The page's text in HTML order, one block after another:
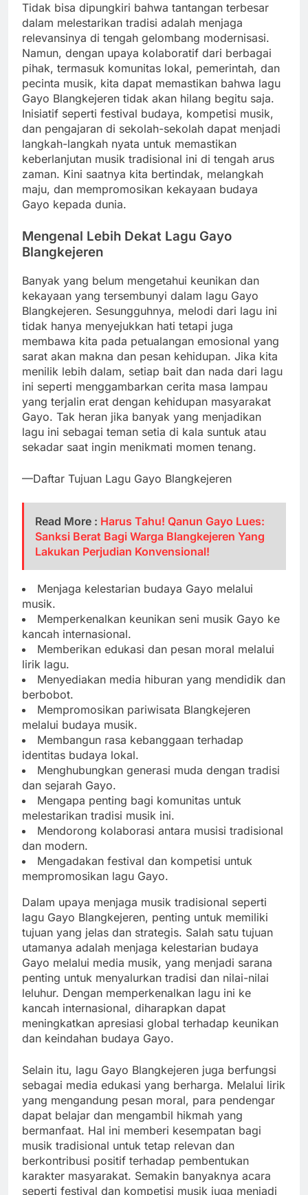
Tidak bisa dipungkiri bahwa tantangan terbesar
dalam melestarikan tradisi adalah menjaga
relevansinya di tengah gelombang modernisasi.
Namun, dengan upaya kolaboratif dari berbagai
pihak, termasuk komunitas lokal, pemerintah, dan
pecinta musik, kita dapat memastikan bahwa lagu
Gayo Blangkejeren tidak akan hilang begitu saja.
Inisiatif seperti festival budaya, kompetisi musik,
dan pengajaran di sekolah-sekolah dapat menjadi
langkah-langkah nyata untuk memastikan
keberlanjutan musik tradisional ini di tengah arus
zaman. Kini saatnya kita bertindak, melangkah
maju, dan mempromosikan kekayaan budaya
Gayo kepada dunia.
Mengenal Lebih Dekat Lagu Gayo
Blangkejeren
Banyak yang belum mengetahui keunikan dan
kekayaan yang tersembunyi dalam lagu Gayo
Blangkejeren. Sesungguhnya, melodi dari lagu ini
tidak hanya menyejukkan hati tetapi juga
membawa kita pada petualangan emosional yang
sarat akan makna dan pesan kehidupan. Jika kita
menilik lebih dalam, setiap bait dan nada dari lagu
ini seperti menggambarkan cerita masa lampau
yang terjalin erat dengan kehidupan masyarakat
Gayo. Tak heran jika banyak yang menjadikan
lagu ini sebagai teman setia di kala suntuk atau
sekadar saat ingin menikmati momen tenang.
—Daftar Tujuan Lagu Gayo Blangkejeren
Read More : Harus Tahu! Qanun Gayo Lues:
Sanksi Berat Bagi Warga Blangkejeren Yang
Lakukan Perjudian Konvensional!
Menjaga kelestarian budaya Gayo melalui
musik.
Memperkenalkan keunikan seni musik Gayo ke
kancah internasional.
Memberikan edukasi dan pesan moral melalui
lirik lagu.
Menyediakan media hiburan yang mendidik dan
berbobot.
Mempromosikan pariwisata Blangkejeren
melalui budaya musik.
Membangun rasa kebanggaan terhadap
identitas budaya lokal.
Menghubungkan generasi muda dengan tradisi
dan sejarah Gayo.
Mengapa penting bagi komunitas untuk
melestarikan tradisi musik ini.
Mendorong kolaborasi antara musisi tradisional
dan modern.
Mengadakan festival dan kompetisi untuk
mempromosikan lagu Gayo.
Dalam upaya menjaga musik tradisional seperti
lagu Gayo Blangkejeren, penting untuk memiliki
tujuan yang jelas dan strategis. Salah satu tujuan
utamanya adalah menjaga kelestarian budaya
Gayo melalui media musik, yang menjadi sarana
penting untuk menyalurkan tradisi dan nilai-nilai
leluhur. Dengan memperkenalkan lagu ini ke
kancah internasional, diharapkan dapat
meningkatkan apresiasi global terhadap keunikan
dan keindahan budaya Gayo.
Selain itu, lagu Gayo Blangkejeren juga berfungsi
sebagai media edukasi yang berharga. Melalui lirik
yang mengandung pesan moral, para pendengar
dapat belajar dan mengambil hikmah yang
bermanfaat. Hal ini memberi kesempatan bagi
musik tradisional untuk tetap relevan dan
berkontribusi positif terhadap pembentukan
karakter masyarakat. Semakin banyaknya acara
seperti festival dan kompetisi musik juga menjadi